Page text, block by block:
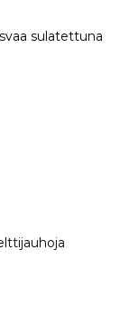
sulatettuna